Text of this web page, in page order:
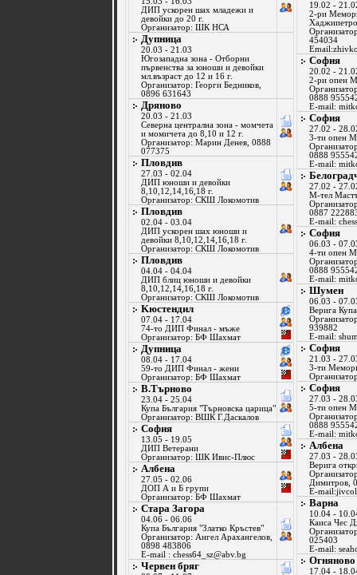
ДИП ускорен шах младежи и
девойки до 20 г.
Организатор: ШК НСА
Дупница
20.03 - 21.03
Югозападна зона - Отборни
първенства за юноши и девойки
мл.възраст до 12 и 16 г.
Организатор: Георги Бедников,
0896 631643
Дряново
20.03 - 21.03
Северна централна зона - момчета
и момичета до 8,10 и 12 г.
Организатор: Марин Денев, 0888
077375
Пловдив
27.03 - 02.04
ДИП юноши и девойки
8,10,12,14,16,18 г.
Организатор: СКШ Локомотив
Пловдив
02.04 - 03.04
ДИП ускорен шах юноши и
девойки 8,10,12,14,16,18 г.
Организатор: СКШ Локомотив
Пловдив
04.04 - 04.04
ДИП блиц юноши и девойки
8,10,12,14,16,18 г.
Организатор: СКШ Локомотив
Kюстендил
07.04 - 17.04
74-то ДИП Финал - мъже
Организатор: БФ Шахмат
Дупница
08.04 - 17.04
59-то ДИП Финал - жени
Организатор: БФ Шахмат
В.Търново
23.04 - 25.04
Купа България "Търновска царица"
Организатор: ВШК Г.Даскалов
София
13.05 - 19.05
ДИП Ветерани
Организатор: ШК Ивис-Плюс
Албена
27.05 - 02.06
ДОП А и Б групи
Организатор: БФ Шахмат
Стара Загора
04.06 - 06.06
Купа България "Златко Кръстев"
Организатор: Ангел Арахангелов,
0898 483806
Е-mail : chess64_sz@abv.bg
Червен бряг
19.02 -
2-ри
454034
Email:
София
20.02 -
2-ри опен
0888
E-mail:
София
27.02 -
3-ти опен
0888
E-mail:
27.02 -
М-тел
0887
E-mail:
София
06.03 -
4-ти опен
0888
E-mail:
Шумен
06.03 -
Верига
939882
E-mail:
София
21.03 -
3-ти
София
27.03 -
5-ти опен
0888
E-mail:
Албена
27.03 -
Верига
Димитров,
E-mail:
Варна
10.04 -
Каиса Чес
025403
E-mail:
Огняново
17.04 -